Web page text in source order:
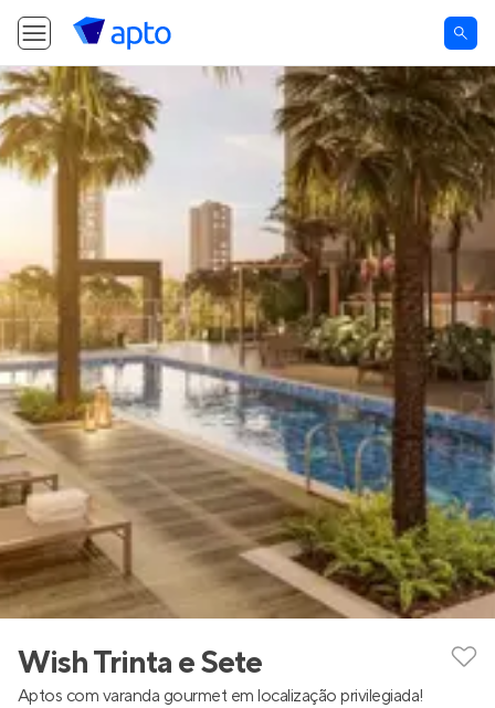
Wish Trinta e Sete
Aptos com varanda gourmet em localização privilegiada!